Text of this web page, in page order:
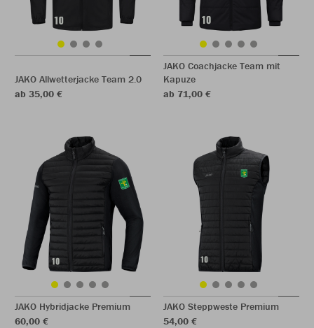
JAKO Allwetterjacke Team 2.0
ab 35,00 €
JAKO Coachjacke Team mit
Kapuze
ab 71,00 €
JAKO Hybridjacke Premium
60,00 €
JAKO Steppweste Premium
54,00 €